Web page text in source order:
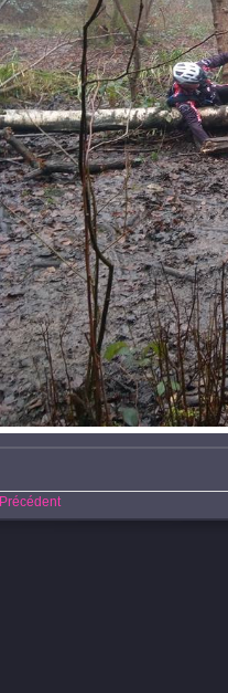
Précédent